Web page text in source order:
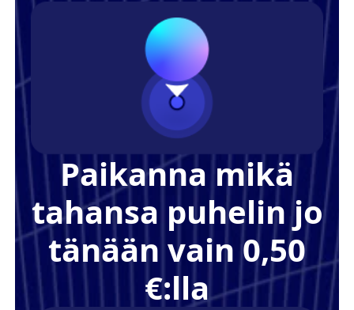
Paikanna mikä
tahansa puhelin jo
tänään vain 0,50
€:lla